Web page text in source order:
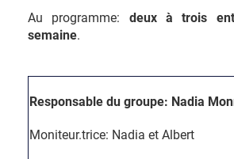
Au programme: deux à trois
semaine.
Responsable du groupe: Nadia
Moniteur.trice: Nadia et Albert